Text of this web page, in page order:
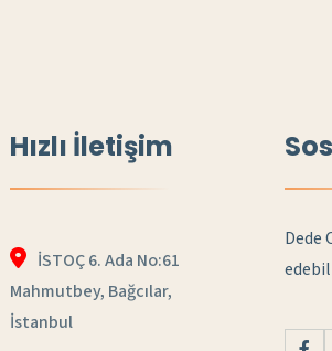
Hızlı İletişim
İSTOÇ 6. Ada No:61
Mahmutbey, Bağcılar,
İstanbul
Dede